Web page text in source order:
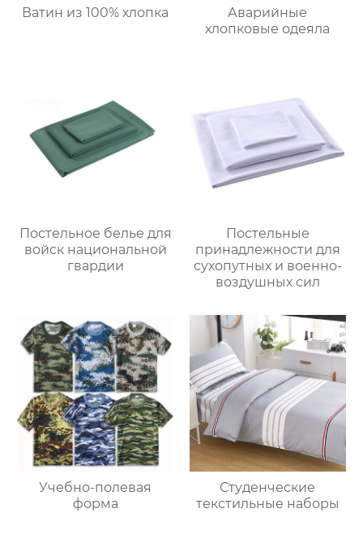
Ватин из 100% хлопка
Аварийные
хлопковые одеяла
Постельное белье для
войск национальной
гвардии
Постельные
принадлежности для
сухопутных и военно-
воздушных сил
Учебно-полевая
форма
Студенческие
текстильные наборы